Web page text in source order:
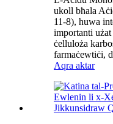
ukoll bħala
11-8), huwa
importanti
ċelluloża
farmaċewtiċi,
Aqra aktar